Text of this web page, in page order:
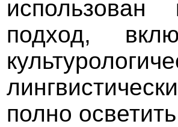
использован
подход,
полно